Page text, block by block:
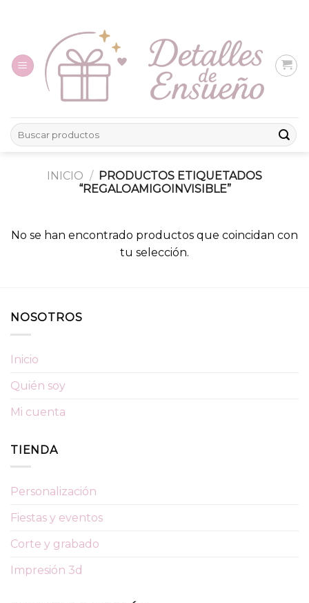
Buscar
por:
INICIO / PRODUCTOS ETIQUETADOS
“REGALOAMIGOINVISIBLE”
No se han encontrado productos que coincidan con
tu selección.
NOSOTROS
Inicio
Quién soy
Mi cuenta
TIENDA
Personalización
Fiestas y eventos
Corte y grabado
Impresión 3d